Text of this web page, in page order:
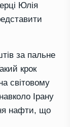
Юлія
за пальне
крок
світовому
Ірану
нафти, що